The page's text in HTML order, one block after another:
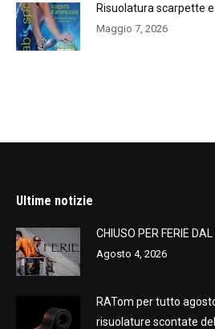
Risuolatura scarpette
Maggio 7, 2026
Ultime notizie
CHIUSO PER FERIE
Agosto 4, 2026
RATom per tutto
risuolature scontate